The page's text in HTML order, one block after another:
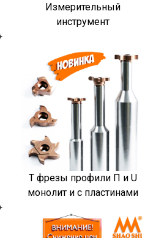
Измерительный
инструмент
T фрезы профили П и U
монолит и с пластинами